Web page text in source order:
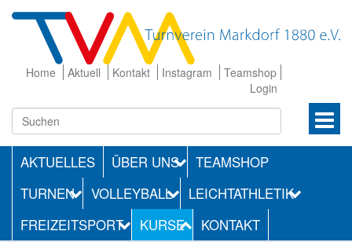
Home Aktuell Kontakt Instagram
Teamshop
Login
AKTUELLES ÜBER UNS
TEAMSHOP
TURNEN
VOLLEYBALL
LEICHTATHLETIK
FREIZEITSPORT
KURSE KONTAKT